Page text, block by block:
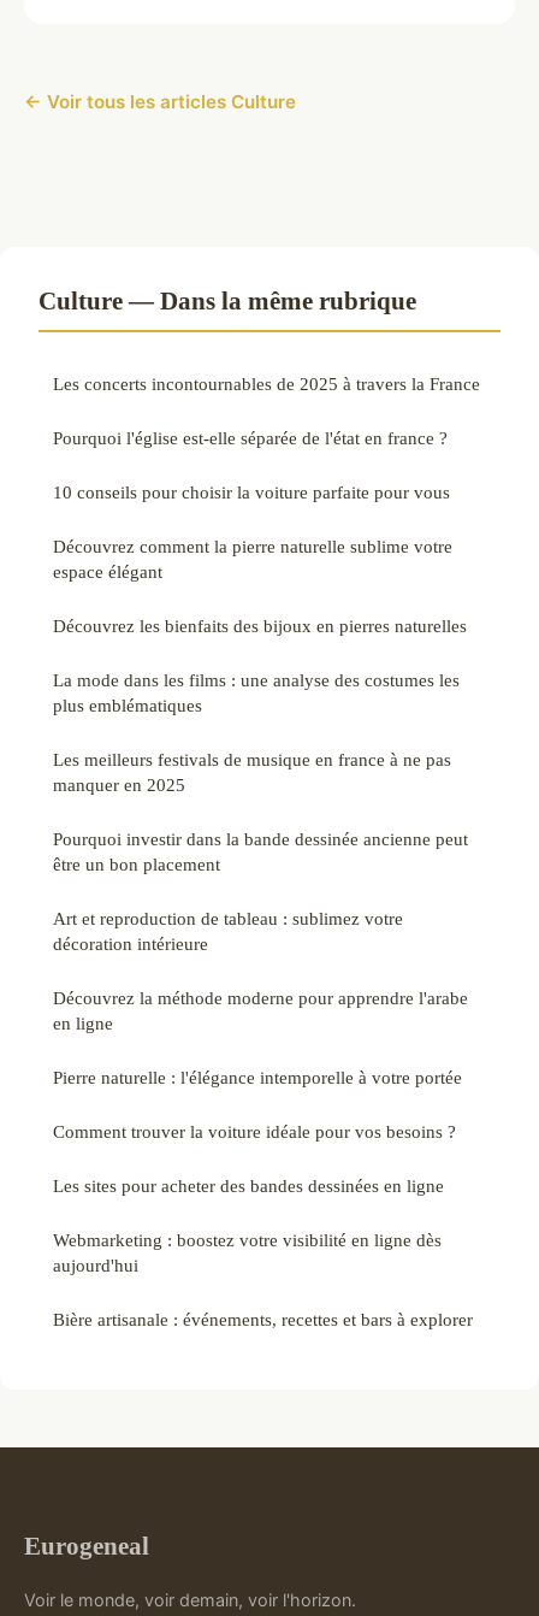
← Voir tous les articles Culture
Culture — Dans la même rubrique
Les concerts incontournables de 2025 à travers la France
Pourquoi l'église est-elle séparée de l'état en france ?
10 conseils pour choisir la voiture parfaite pour vous
Découvrez comment la pierre naturelle sublime votre
espace élégant
Découvrez les bienfaits des bijoux en pierres naturelles
La mode dans les films : une analyse des costumes les
plus emblématiques
Les meilleurs festivals de musique en france à ne pas
manquer en 2025
Pourquoi investir dans la bande dessinée ancienne peut
être un bon placement
Art et reproduction de tableau : sublimez votre
décoration intérieure
Découvrez la méthode moderne pour apprendre l'arabe
en ligne
Pierre naturelle : l'élégance intemporelle à votre portée
Comment trouver la voiture idéale pour vos besoins ?
Les sites pour acheter des bandes dessinées en ligne
Webmarketing : boostez votre visibilité en ligne dès
aujourd'hui
Bière artisanale : événements, recettes et bars à explorer
Eurogeneal
Voir le monde, voir demain, voir l'horizon.